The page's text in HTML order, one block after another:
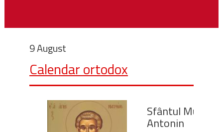
9 August
Calendar ortodox
Sfântul Mucenic
Antonin